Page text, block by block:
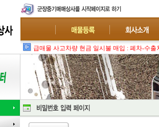
급매물 사고차량 현금 일시불 매입 : 폐차-수